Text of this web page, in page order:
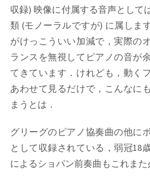
収録) 映像に付属する音声として
類 (モノーラルですが) に属しま
がけっこういい加減で，実際の
ランスを無視してピアノの音が
てきています．けれども，動く
あわせて見るだけで，こんなに
まうとは．
グリーグのピアノ協奏曲の他に
として収録されている，弱冠18
によるショパン前奏曲もこれまた